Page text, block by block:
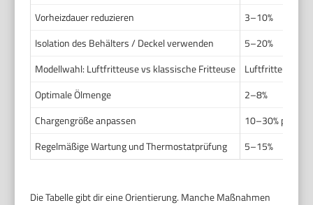
Vorheizdauer reduzieren
3–10%
Isolation des Behälters / Deckel verwenden
5–20%
Modellwahl: Luftfritteuse vs klassische Fritteuse
Luftfritteuse oft
Optimale Ölmenge
2–8%
Chargengröße anpassen
10–30% pro
Regelmäßige Wartung und Thermostatprüfung
5–15%
Die Tabelle gibt dir eine Orientierung. Manche Maßnahmen